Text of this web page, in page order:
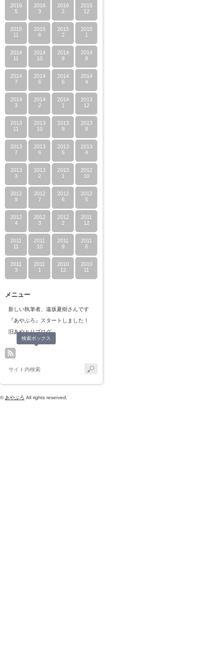
2016
5
2016
3
2016
2
2015
12
2015
11
2015
6
2015
2
2015
1
2014
11
2014
10
2014
9
2014
8
2014
7
2014
6
2014
5
2014
4
2014
3
2014
2
2014
1
2013
12
2013
11
2013
10
2013
9
2013
8
2013
7
2013
6
2013
5
2013
4
2013
3
2013
2
2013
1
2012
10
2012
9
2012
7
2012
6
2012
5
2012
4
2012
3
2012
2
2011
12
2011
11
2011
10
2011
9
2011
6
2011
3
2011
1
2010
12
2010
11
メニュー
新しい執筆者、遠坂夏樹さんです
『あやぶろ』スタートしました！
旧あやとりブログ
検索ボックス
© あやぶろ All rights reserved.